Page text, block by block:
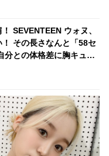
SEVENTEEN ウォヌ、
その長さなんと「58セ
分との体格差に胸キュン